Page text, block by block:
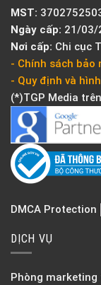
MST:
Ngày cấp: 21/03/
Nơi cấp: Chi cục
- Chính sách bảo
- Quy định và
(*)TGP Media trên
DMCA Protection
DỊCH VỤ
Phòng marketing